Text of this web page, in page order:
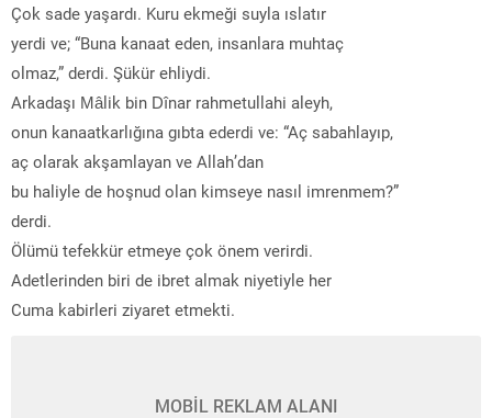
Çok sade yaşardı. Kuru ekmeği suyla ıslatır
yerdi ve; “Buna kanaat eden, insanlara muhtaç
olmaz,” derdi. Şükür ehliydi.
Arkadaşı Mâlik bin Dînar rahmetullahi aleyh,
onun kanaatkarlığına gıbta ederdi ve: “Aç sabahlayıp,
aç olarak akşamlayan ve Allah’dan
bu haliyle de hoşnud olan kimseye nasıl imrenmem?”
derdi.
Ölümü tefekkür etmeye çok önem verirdi.
Adetlerinden biri de ibret almak niyetiyle her
Cuma kabirleri ziyaret etmekti.
MOBİL REKLAM ALANI